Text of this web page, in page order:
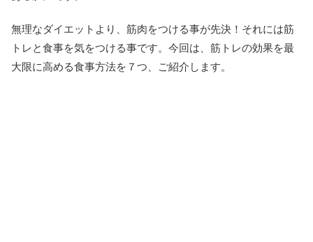
無理なダイエットより、筋肉をつける事が先決！それには筋
トレと食事を気をつける事です。今回は、筋トレの効果を最
大限に高める食事方法を７つ、ご紹介します。